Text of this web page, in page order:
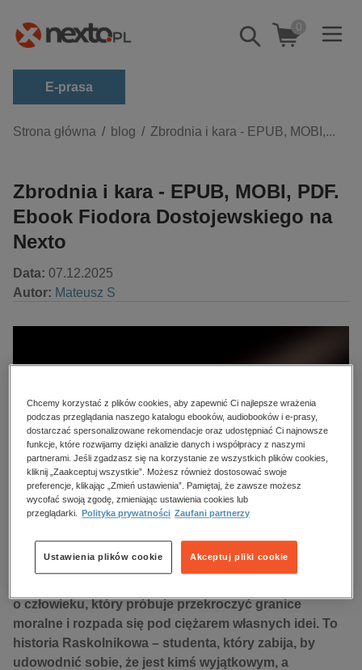
Pokaż/schowaj
wyszukiwarkę
0
E-prasa
Kategorie
budownictwo, aranżacja wnętrz
biznesowe, branżowe, gospodarka
darmowe wydania
dzienniki
edukacja
kobiece, lifestyle, kultura
polityka, społeczno-informacyjne
psychologiczne
inne
popularno-naukowe
historia
zdrowie
religie
Strona główna blog Zbrodnia i kara - EPUB, MOBI,...
Zbrodnia i kara - EPUB, MOBI, PDF.
Ebook Fiodora Dostojewskiego na
Nexto
Data: 07.12.2025
Autor: Mateusz S
o człowieku, który próbuje przekroczyć granice
moralne i rozpada się pod ciężarem własnych idei. To
historia Raskolnikowa – studenta, który zabija, by
udowodnić sobie, że jest kimś wyjątkowym, a
Chcemy korzystać z plików cookies, aby zapewnić Ci najlepsze wrażenia
podczas przeglądania naszego katalogu ebooków, audiobooków i e-prasy,
dostarczać spersonalizowane rekomendacje oraz udostępniać Ci najnowsze
funkcje, które rozwijamy dzięki analizie danych i współpracy z naszymi
partnerami. Jeśli zgadzasz się na korzystanie ze wszystkich plików cookies,
kliknij „Zaakceptuj wszystkie”. Możesz również dostosować swoje
preferencje, klikając „Zmień ustawienia”. Pamiętaj, że zawsze możesz
wycofać swoją zgodę, zmieniając ustawienia cookies lub
przeglądarki.
Polityka prywatności Zaufani partnerzy
Akceptuj pliki cookie
Ustawienia plików cookie